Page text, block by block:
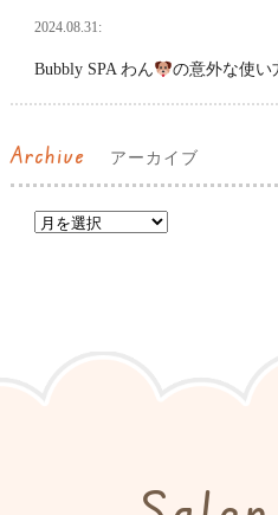
2024.08.31:
Bubbly SPA わん の意外な使い
Archive アーカイブ